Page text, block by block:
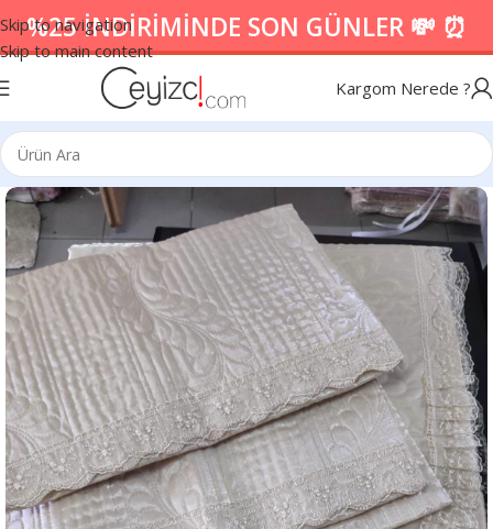
Skip to navigation
Skip to main content
%25 İNDİRİMİNDE SON GÜNLER 💸 ⏰
Kargom Nerede ?